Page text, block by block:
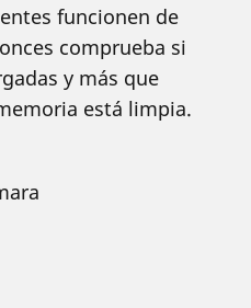
funcionen de
comprueba si
y más que
está limpia.